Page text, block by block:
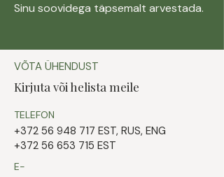
Sinu soovidega täpsemalt arvestada.
VÕTA ÜHENDUST
Kirjuta või helista meile
TELEFON
+372 56 948 717 EST, RUS, ENG
+372 56 653 715 EST
E-